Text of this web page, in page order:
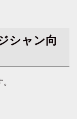
シャン向